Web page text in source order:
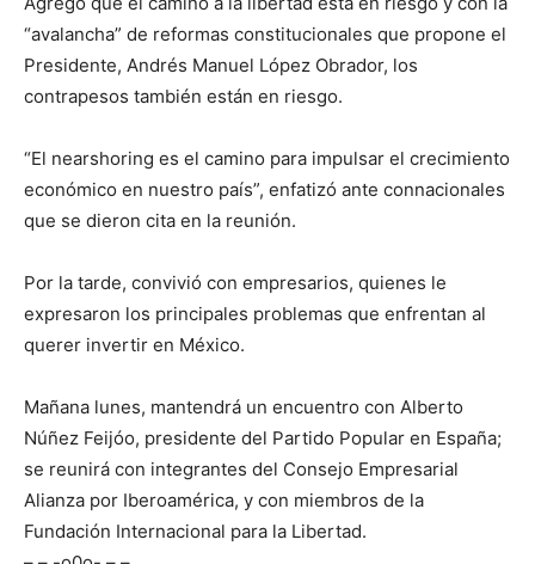
“avalancha” de reformas constitucionales que propone el
Presidente, Andrés Manuel López Obrador, los
contrapesos también están en riesgo.
“El nearshoring es el camino para impulsar el crecimiento
económico en nuestro país”, enfatizó ante connacionales
que se dieron cita en la reunión.
Por la tarde, convivió con empresarios, quienes le
expresaron los principales problemas que enfrentan al
querer invertir en México.
Mañana lunes, mantendrá un encuentro con Alberto
Núñez Feijóo, presidente del Partido Popular en España;
se reunirá con integrantes del Consejo Empresarial
Alianza por Iberoamérica, y con miembros de la
Fundación Internacional para la Libertad.